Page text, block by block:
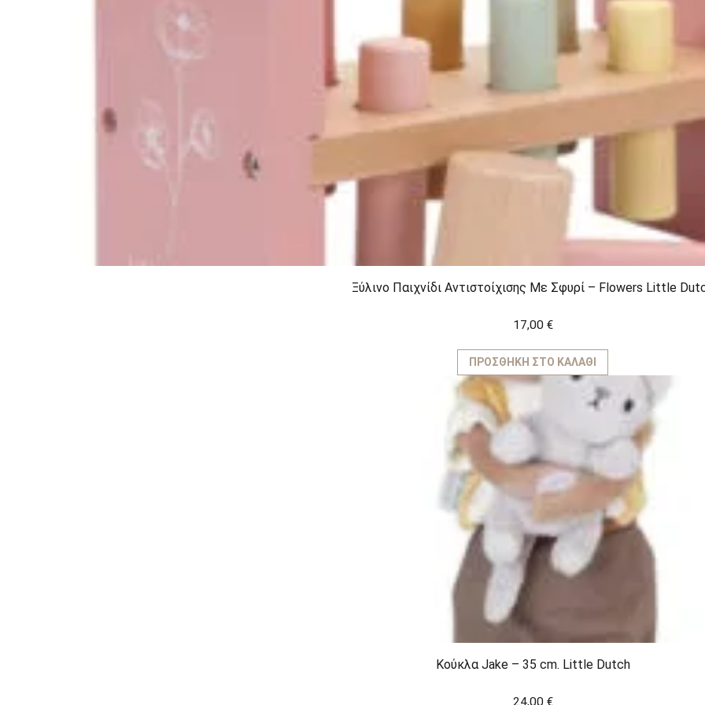
Ξύλινο Παιχνίδι Αντιστοίχισης Με Σφυρί – Flowers Little
17,00 €
ΠΡΟΣΘΉΚΗ ΣΤΟ ΚΑΛΆΘΙ
Κούκλα Jake – 35 cm. Little Dutch
24,00 €